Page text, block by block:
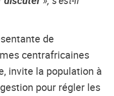
de
centrafricaines
invite la population à
pour régler les